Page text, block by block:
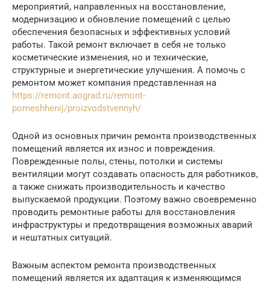
мероприятий, направленных на восстановление,
модернизацию и обновление помещений с целью
обеспечения безопасных и эффективных условий
работы. Такой ремонт включает в себя не только
косметические изменения, но и технические,
структурные и энергетические улучшения. А помочь с
ремонтом может компания представленная на
https://remont.aograd.ru/remont-
pomeshhenij/proizvodstvennyh/
Одной из основных причин ремонта производственных
помещений является их износ и повреждения.
Поврежденные полы, стены, потолки и системы
вентиляции могут создавать опасность для работников,
а также снижать производительность и качество
выпускаемой продукции. Поэтому важно своевременно
проводить ремонтные работы для восстановления
инфраструктуры и предотвращения возможных аварий
и нештатных ситуаций.
Важным аспектом ремонта производственных
помещений является их адаптация к изменяющимся